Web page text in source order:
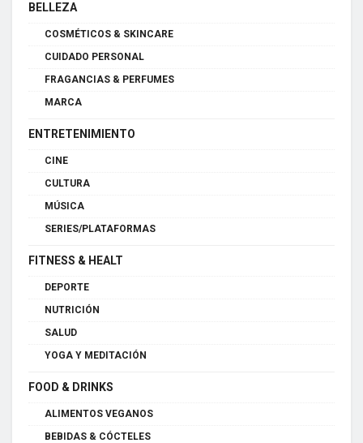
BELLEZA
COSMÉTICOS & SKINCARE
CUIDADO PERSONAL
FRAGANCIAS & PERFUMES
MARCA
ENTRETENIMIENTO
CINE
CULTURA
MÚSICA
SERIES/PLATAFORMAS
FITNESS & HEALT
DEPORTE
NUTRICIÓN
SALUD
YOGA Y MEDITACIÓN
FOOD & DRINKS
ALIMENTOS VEGANOS
BEBIDAS & CÓCTELES